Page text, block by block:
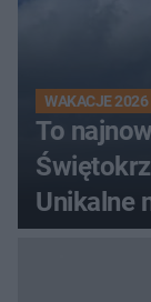
WAKACJE 2026
To
Unikalne